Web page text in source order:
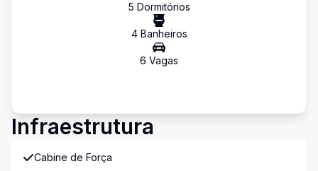
5 Dormitórios
4Banheiros
6 Vagas
Infraestrutura
Cabine de Força